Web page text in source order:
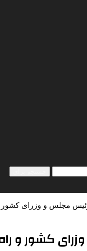
مجلس و وزرای کشور
کشور و